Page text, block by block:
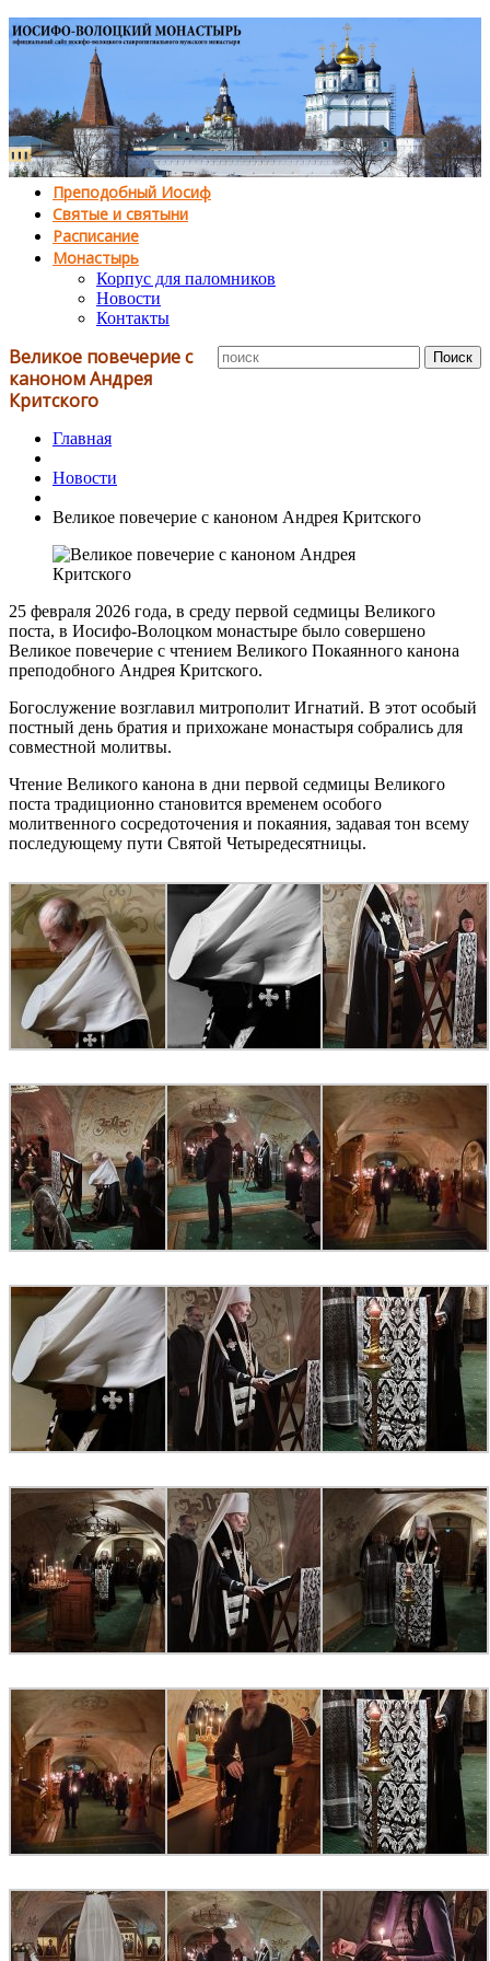
Преподобный Иосиф
Святые и святыни
Расписание
Монастырь
Корпус для паломников
Новости
Контакты
Великое повечерие с
каноном Андрея
Критского
Главная
Новости
Великое повечерие с каноном Андрея Критского
25 февраля 2026 года, в среду первой седмицы Великого
поста, в Иосифо-Волоцком монастыре было совершено
Великое повечерие с чтением Великого Покаянного канона
преподобного Андрея Критского.
Богослужение возглавил митрополит Игнатий. В этот особый
постный день братия и прихожане монастыря собрались для
совместной молитвы.
Чтение Великого канона в дни первой седмицы Великого
поста традиционно становится временем особого
молитвенного сосредоточения и покаяния, задавая тон всему
последующему пути Святой Четыредесятницы.